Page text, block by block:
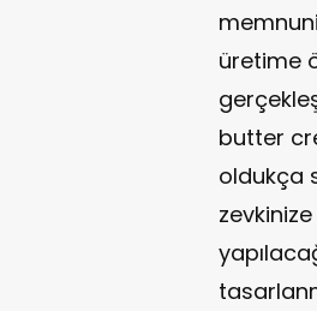
üretime
butter
oldukça